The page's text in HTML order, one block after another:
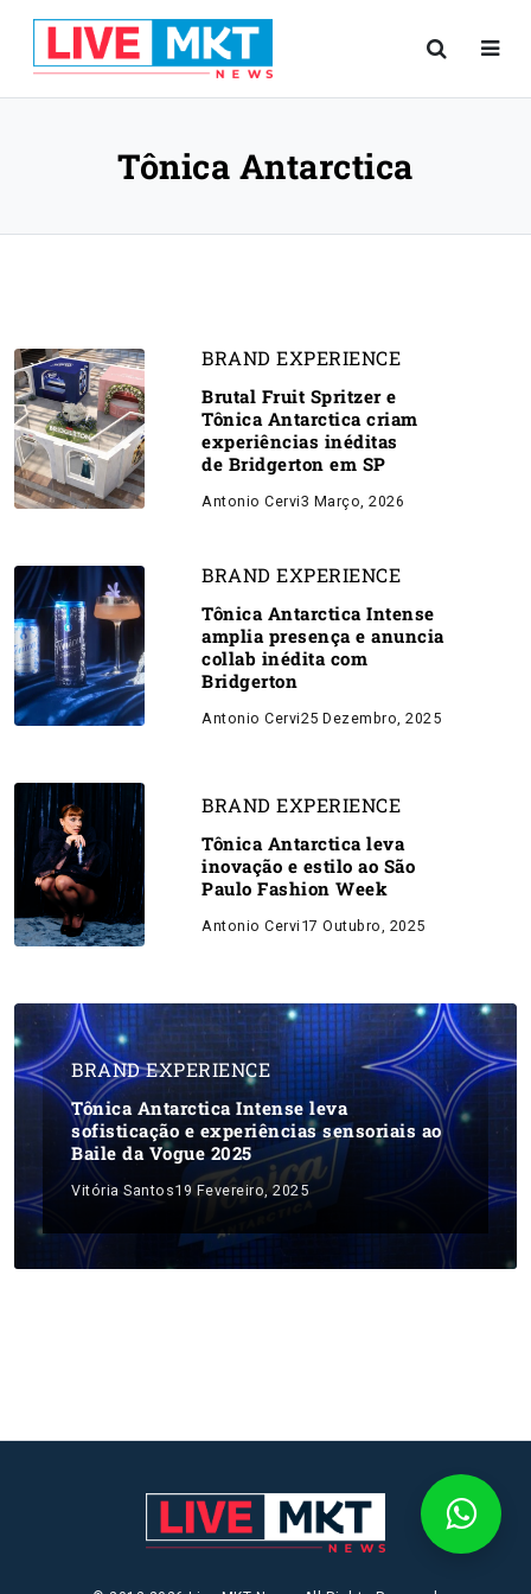
Tônica Antarctica
BRAND EXPERIENCE
Brutal Fruit Spritzer e
Tônica Antarctica criam
experiências inéditas
de Bridgerton em SP
Antonio Cervi3 Março, 2026
BRAND EXPERIENCE
Tônica Antarctica Intense
amplia presença e anuncia
collab inédita com
Bridgerton
Antonio Cervi25 Dezembro, 2025
BRAND EXPERIENCE
Tônica Antarctica leva
inovação e estilo ao São
Paulo Fashion Week
Antonio Cervi 17 Outubro, 2025
BRAND EXPERIENCE
Tônica Antarctica Intense leva
sofisticação e experiências sensoriais ao
Baile da Vogue 2025
Vitória Santos19 Fevereiro, 2025